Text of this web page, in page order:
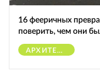
16 фееричных
поверить, чем они
АРХИТЕКТУРА